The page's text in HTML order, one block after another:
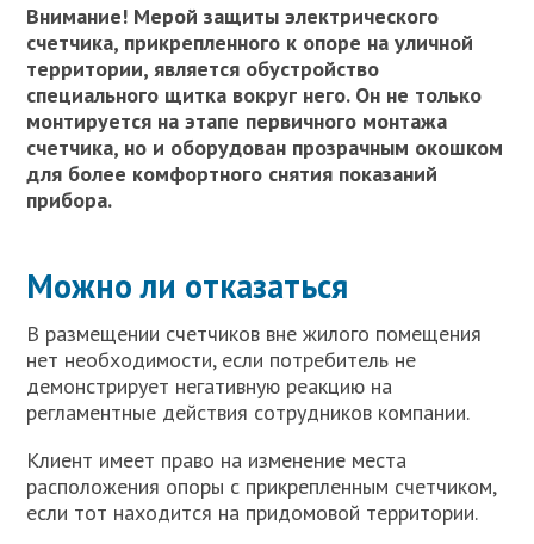
Внимание! Мерой защиты электрического
счетчика, прикрепленного к опоре на уличной
территории, является обустройство
специального щитка вокруг него. Он не только
монтируется на этапе первичного монтажа
счетчика, но и оборудован прозрачным окошком
для более комфортного снятия показаний
прибора.
Можно ли отказаться
В размещении счетчиков вне жилого помещения
нет необходимости, если потребитель не
демонстрирует негативную реакцию на
регламентные действия сотрудников компании.
Клиент имеет право на изменение места
расположения опоры с прикрепленным счетчиком,
если тот находится на придомовой территории.